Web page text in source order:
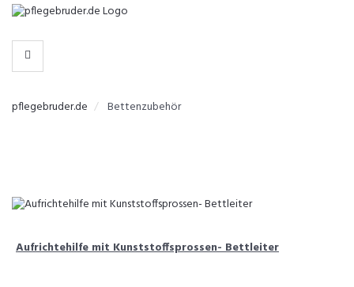
-
KATEGORIEN
pflegebruder.de Bettenzubehör
Aufrichtehilfe mit Kunststoffsprossen- Bettleiter